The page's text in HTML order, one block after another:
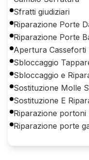
Sfratti giudiziari
Riparazione Porte
Riparazione Porte
Apertura Casseforti
Sbloccaggio
Sbloccaggio e
Sostituzione Molle
Sostituzione E
Riparazione portoni
Riparazione porte